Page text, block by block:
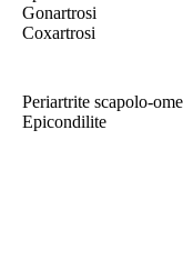
Gonartrosi
Coxartrosi
Periartrite scapolo-
Epicondilite